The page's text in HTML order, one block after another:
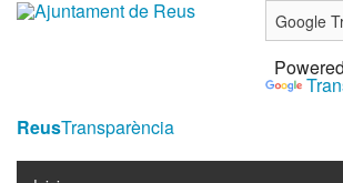
ReusTransparència